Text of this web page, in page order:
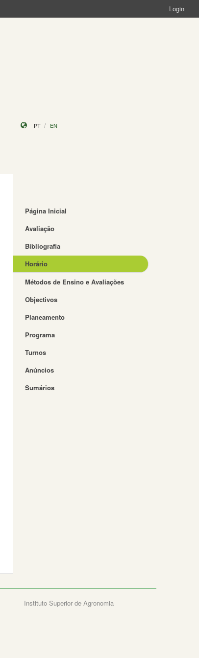
Login
PT EN
Página Inicial
Avaliação
Bibliografia
Horário
Métodos de Ensino e Avaliações
Objectivos
Planeamento
Programa
Turnos
Anúncios
Sumários
Instituto Superior de Agronomia